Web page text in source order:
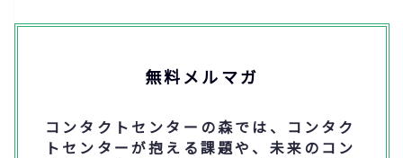
無料メルマガ
コンタクトセンターの森では、コンタク
トセンターが抱える課題や、未来のコン